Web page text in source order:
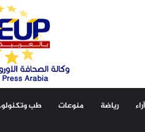
آراء رياضة منوعات طب